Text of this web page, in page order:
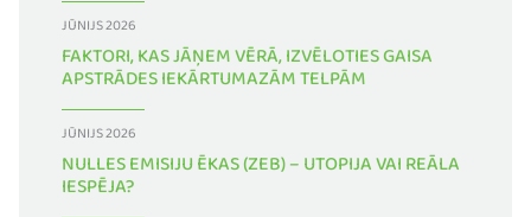
JŪNIJS 2026
FAKTORI, KAS JĀŅEM VĒRĀ, IZVĒLOTIES GAISA
APSTRĀDES IEKĀRTUMAZĀM TELPĀM
JŪNIJS 2026
NULLES EMISIJU ĒKAS (ZEB) – UTOPIJA VAI REĀLA
IESPĒJA?